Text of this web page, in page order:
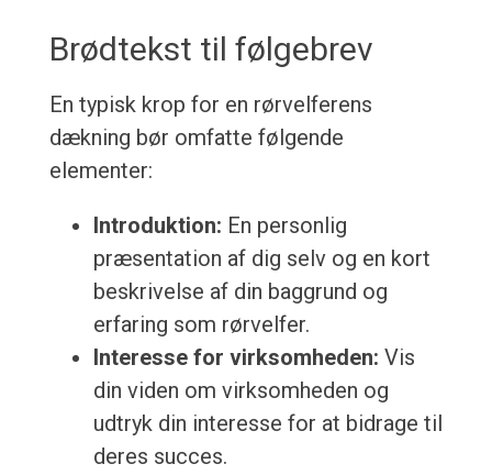
Brødtekst til følgebrev
En typisk krop for en rørvelferens
dækning bør omfatte følgende
elementer:
Introduktion: En personlig
præsentation af dig selv og en kort
beskrivelse af din baggrund og
erfaring som rørvelfer.
Interesse for virksomheden: Vis
din viden om virksomheden og
udtryk din interesse for at bidrage til
deres succes.